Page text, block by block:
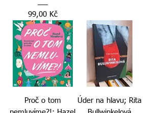
Cena
99,00 Kč
Proč o tom
Úder na hlavu; Rita